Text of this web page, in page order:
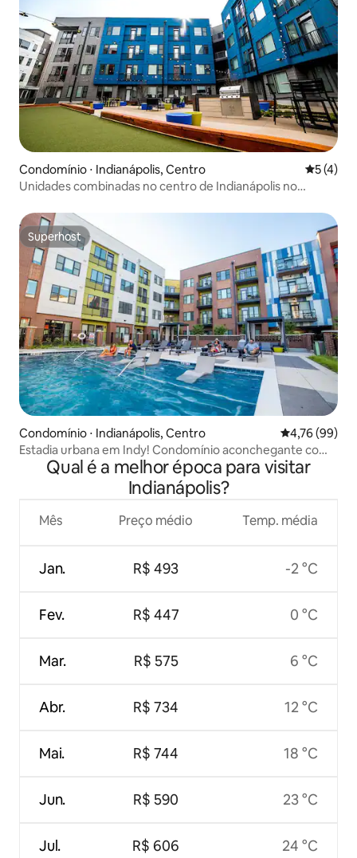
Condomínio ⋅ Indianápolis, Centro 5 de
5 (4)
Unidades combinadas no centro de Indianápolis no
Superhost
Superhost
Condomínio ⋅ Indianápolis, Centro 4,76 de uma
4,76 (99)
Estadia urbana em Indy! Condomínio aconchegante com
estacionamento gratuito
Qual é a melhor época para visitar
Indianápolis?
Mês
Jan.
Fev.
Mar.
Abr.
Mai.
Jun.
Jul.
Preço médio
R$ 493
R$ 447
R$ 575
R$ 734
R$ 744
R$ 590
R$ 606
Temp. média
-2 °C
0 °C
6 °C
12 °C
18 °C
23 °C
24 °C